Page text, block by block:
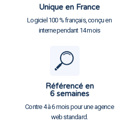
Unique en France
Logiciel 100 % français, conçu en
interne pendant 14 mois
Référencé en
6 semaines
Contre 4 à 6 mois pour une agence
web standard.